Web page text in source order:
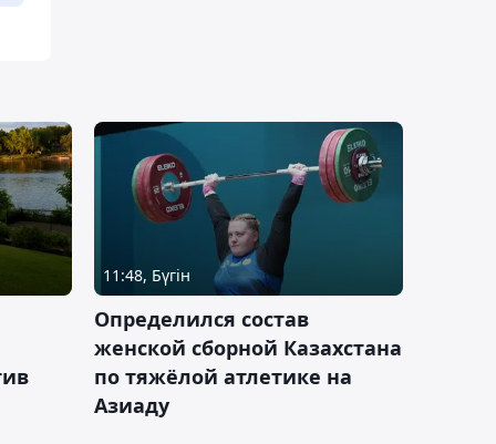
11:48, Бүгін
Определился состав
женской сборной Казахстана
по тяжёлой атлетике на
Азиаду